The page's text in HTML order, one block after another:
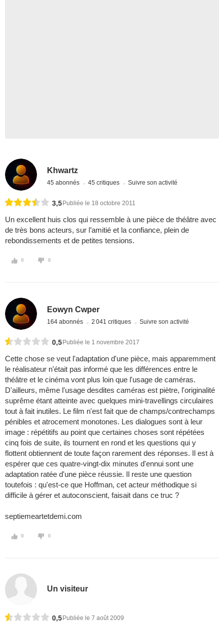
Khwartz
45 abonnés 45 critiques Suivre son activité
3,5 Publiée le 18 octobre 2011
Un excellent huis clos qui ressemble à une pièce de théâtre avec
de très bons acteurs, sur l’amitié et la confiance, plein de
rebondissements et de petites tensions.
0 0
Eowyn Cwper
164 abonnés 2 041 critiques Suivre son activité
0,5 Publiée le 1 novembre 2017
Cette chose se veut l'adaptation d'une pièce, mais apparemment
le réalisateur n'était pas informé que les différences entre le
théâtre et le cinéma vont plus loin que l'usage de caméras.
D'ailleurs, même l'usage desdites caméras est piètre, l'originalité
suprême étant atteinte avec quelques mini-travellings circulaires
tout à fait inutiles. Le film n'est fait que de champs/contrechamps
pénibles et atrocement monotones. Les dialogues sont à leur
image : répétitifs au point que certaines choses sont répétées
cinq fois de suite, ils tournent en rond et les questions qui y
flottent obtiennent de toute façon rarement des réponses. Il est à
espérer que ces quatre-vingt-dix minutes d'ennui sont une
adaptation ratée d'une pièce réussie. Il reste une question
toutefois : qu'est-ce que Hoffman, cet acteur méthodique si
difficile à gérer et autoconscient, faisait dans ce truc ?
septiemeartetdemi.com
0 0
Un visiteur
0,5 Publiée le 7 août 2009